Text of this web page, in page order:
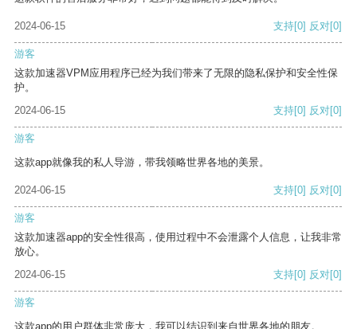
2024-06-15 支持[0] 反对[0]
游客
这款加速器VPM应用程序已经为我们带来了无限的隐私保护和安全性保
护。
2024-06-15
支持[0] 反对[0]
游客
这款app就像我的私人导游，带我领略世界各地的美景。
2024-06-15 支持[0] 反对[0]
游客
这款加速器app的安全性很高，使用过程中不会泄露个人信息，让我非常
放心。
2024-06-15
支持[0] 反对[0]
游客
这款app的用户群体非常庞大，我可以结识到来自世界各地的朋友。